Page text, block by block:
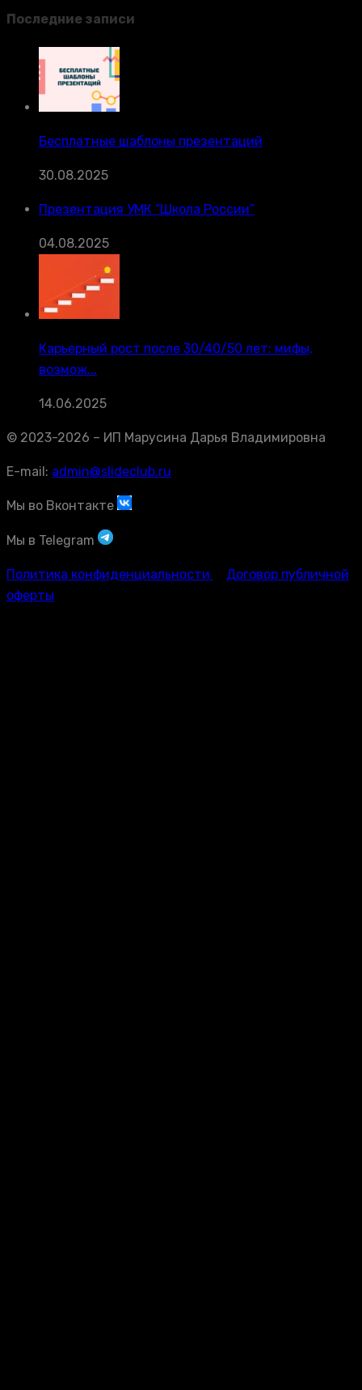
Последние записи
Бесплатные шаблоны презентаций
30.08.2025
Презентация УМК “Школа России”
04.08.2025
Карьерный рост после 30/40/50 лет: мифы,
возмож...
14.06.2025
© 2023-2026 – ИП Марусина Дарья Владимировна
E-mail: admin@slideclub.ru
Мы во Вконтакте
Мы в Telegram
Политика конфиденциальности
Договор публичной
оферты